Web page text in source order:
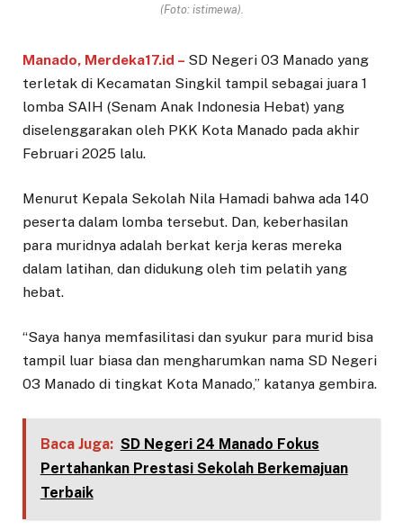
(Foto: istimewa).
Manado, Merdeka17.id – SD Negeri 03 Manado yang
terletak di Kecamatan Singkil tampil sebagai juara 1
lomba SAIH (Senam Anak Indonesia Hebat) yang
diselenggarakan oleh PKK Kota Manado pada akhir
Februari 2025 lalu.
Menurut Kepala Sekolah Nila Hamadi bahwa ada 140
peserta dalam lomba tersebut. Dan, keberhasilan
para muridnya adalah berkat kerja keras mereka
dalam latihan, dan didukung oleh tim pelatih yang
hebat.
“Saya hanya memfasilitasi dan syukur para murid bisa
tampil luar biasa dan mengharumkan nama SD Negeri
03 Manado di tingkat Kota Manado,” katanya gembira.
Baca Juga: SD Negeri 24 Manado Fokus
Pertahankan Prestasi Sekolah Berkemajuan
Terbaik